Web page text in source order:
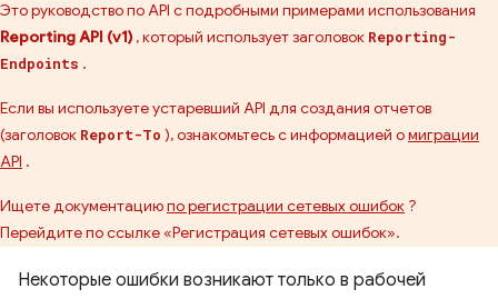
Это руководство по API с подробными примерами использования
Reporting API (v1) , который использует заголовок Reporting-
Endpoints .
Если вы используете устаревший API для создания отчетов
(заголовок Report-To ), ознакомьтесь с информацией омиграции
API .
Ищете документациюпо регистрации сетевых ошибок ?
Перейдите по ссылке «Регистрация сетевых ошибок».
Некоторые ошибки возникают только в рабочей